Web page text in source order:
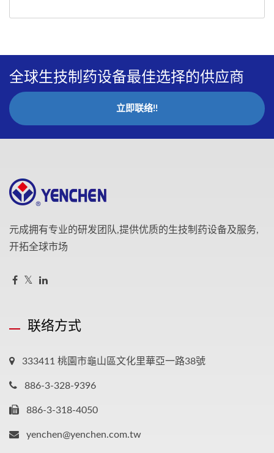
全球生技制药设备最佳选择的供应商
立即联络!!
元成拥有专业的研发团队,提供优质的生技制药设备及服务,
开拓全球市场
联络方式
333411 桃園市龜山區文化里華亞一路38號
886-3-328-9396
886-3-318-4050
yenchen@yenchen.com.tw